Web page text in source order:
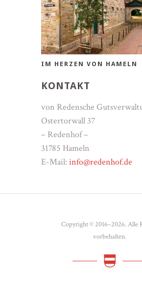
IM HERZEN VON HAMELN
KONTAKT
von Redensche
Ostertorwall 37
– Redenhof –
31785 Hameln
E-Mail: info@redenhof.de
Copyright © 2016–2026. Alle
vorbehalten.